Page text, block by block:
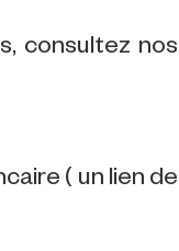
consultez nos
( un lien de